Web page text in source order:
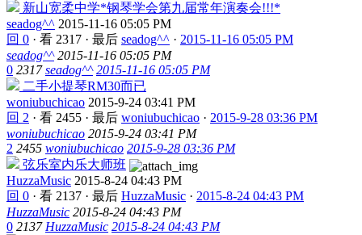
新山宽柔中学*钢琴学会第九届常年演奏会!!!*
seadog^^ 2015-11-16 05:05 PM
回 0 · 看 2317 · 最后 seadog^^ · 2015-11-16 05:05 PM
seadog^^ 2015-11-16 05:05 PM
0 2317 seadog^^ 2015-11-16 05:05 PM
二手小提琴RM30而已
woniubuchicao 2015-9-24 03:41 PM
回 2 · 看 2455 · 最后 woniubuchicao · 2015-9-28 03:36 PM
woniubuchicao 2015-9-24 03:41 PM
2 2455 woniubuchicao 2015-9-28 03:36 PM
弦乐室内乐大师班
HuzzaMusic 2015-8-24 04:43 PM
回 0 · 看 2137 · 最后 HuzzaMusic · 2015-8-24 04:43 PM
HuzzaMusic 2015-8-24 04:43 PM
0 2137 HuzzaMusic 2015-8-24 04:43 PM